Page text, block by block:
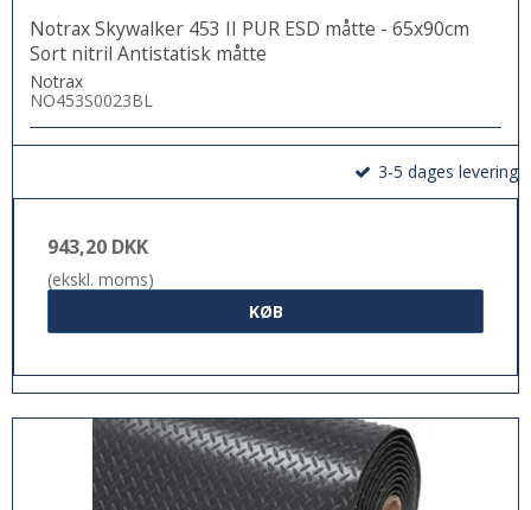
Notrax Skywalker 453 II PUR ESD måtte - 65x90cm
Sort nitril Antistatisk måtte
Notrax
NO453S0023BL
3-5 dages levering
943,20 DKK
(ekskl. moms)
KØB